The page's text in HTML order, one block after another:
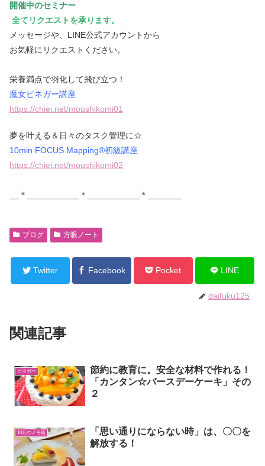
開催中のセミナー
全てリクエストを承ります。
メッセージや、LINE公式アカウントから
お気軽にリクエストください。
栄養満点で羽化して飛び立つ！
魔女ビネガー講座
https://chiei.net/moushikomi01
夢を叶える＆日々のタスク管理に☆
10min FOCUS Mapping®初級講座
https://chiei.net/moushikomi02
__＊___________＊___________＊_______
ブログ 方眼ノート
Twitter Facebook Pocket LINE
daifuku125
関連記事
ビネガー
節約に教育に。安全な材料で作れる！
「カンタン☆バースデーケーキ」その
２
10分のメモ術
「思い通りにならない時」は、〇〇を
解放する！